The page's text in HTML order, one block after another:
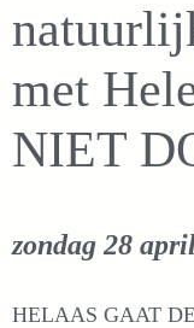
met
NIET
zondag 28
HELAAS GAAT